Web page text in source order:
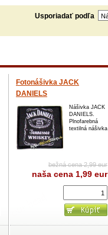
Usporiadať podľa
Fotonášivka JACK
DANIELS
Nášivka JACK
DANIELS.
Plnofarebná
textilná nášivka
bežná cena 2,99 eur
naša cena 1,99 eur